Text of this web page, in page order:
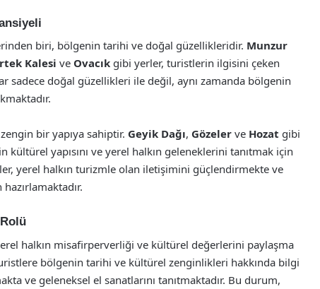
biri, bölgenin tarihi ve doğal güzellikleridir. Munzur
Kalesi ve Ovacık gibi yerler, turistlerin ilgisini çeken
sadece doğal güzellikleri ile değil, aynı zamanda bölgenin
bir yapıya sahiptir. Geyik Dağı, Gözeler ve Hozat gibi
kültürel yapısını ve yerel halkın geleneklerini tanıtmak için
yerel halkın turizmle olan iletişimini güçlendirmekte ve
halkın misafirperverliği ve kültürel değerlerini paylaşma
bölgenin tarihi ve kültürel zenginlikleri hakkında bilgi
ve geleneksel el sanatlarını tanıtmaktadır. Bu durum,